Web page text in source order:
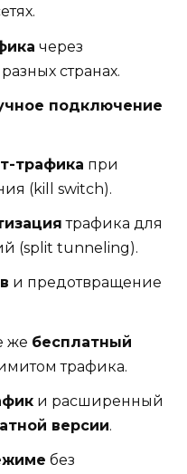
через
странах.
подключение
трафика при
(kill switch).
трафика для
(split tunneling).
и предотвращение
же бесплатный
трафика.
и расширенный
версии.
без